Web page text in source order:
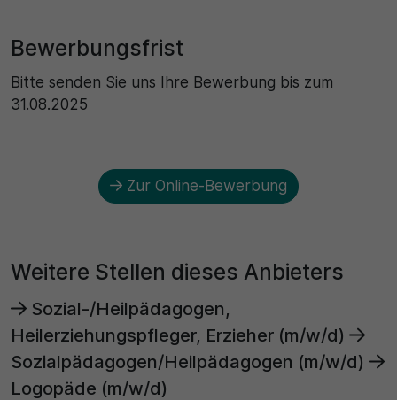
Bewerbungsfrist
Bitte senden Sie uns Ihre Bewerbung bis zum
31.08.2025
Zur Online-Bewerbung
Weitere Stellen dieses Anbieters
Sozial-/Heilpädagogen,
Heilerziehungspfleger, Erzieher (m/w/d)
Sozialpädagogen/Heilpädagogen (m/w/d)
Logopäde (m/w/d)